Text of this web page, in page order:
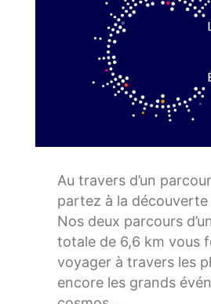
Au travers d’un
partez à la découverte
Nos deux parcours
totale de 6,6 km vous
voyager à travers les
encore les grands